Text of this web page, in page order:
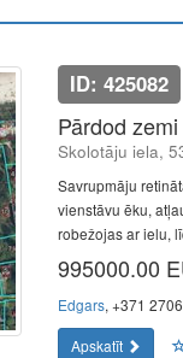
ID: 425082
Pārdod
Skolotāju iela,
Savrupmāju
vienstāvu ēku,
robežojas ar ielu,
995000.00
Edgars, +371
Apskatīt